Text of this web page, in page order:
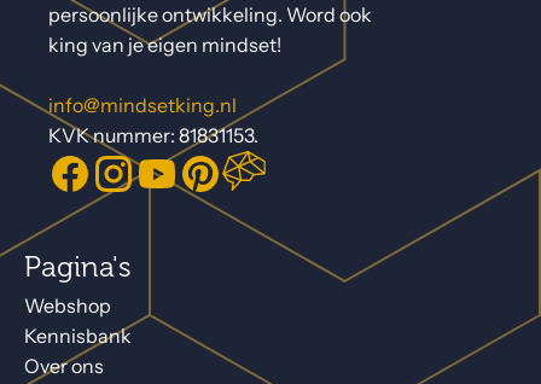
persoonlijke ontwikkeling. Word ook
king van je eigen mindset!
info@mindsetking.nl
KVK nummer: 81831153.
Pagina's
Webshop
Kennisbank
Over ons